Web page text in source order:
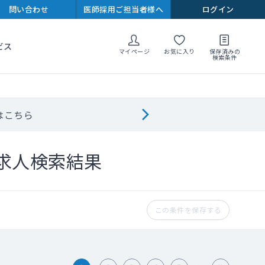
問い合わせ 医師採用ご担当者様へ ログイン
ス マイページ お気に入り 保存済みの
検索条件
ちら
人検索結果
この条件を保存する